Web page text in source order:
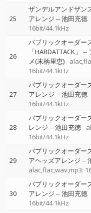
25
ザンデルアンドザン
アレンジ --池田充徳
16bit/44.1kHz
26
パブリックオーダー
「HARDATTACK」 --
メ(末柄里恵)
16bit/44.1kHz
27
パブリックオーダー
アレンジ --池田充徳
16bit/44.1kHz
28
パブリックオーダー
レンジ --池田充徳
16bit/44.1kHz
29
パブリックオーダー
アヘッズアレンジ --
alac,flac,wav,mp3:
30
パブリックオーダー
アレンジ --池田充徳
16bit/44.1kHz